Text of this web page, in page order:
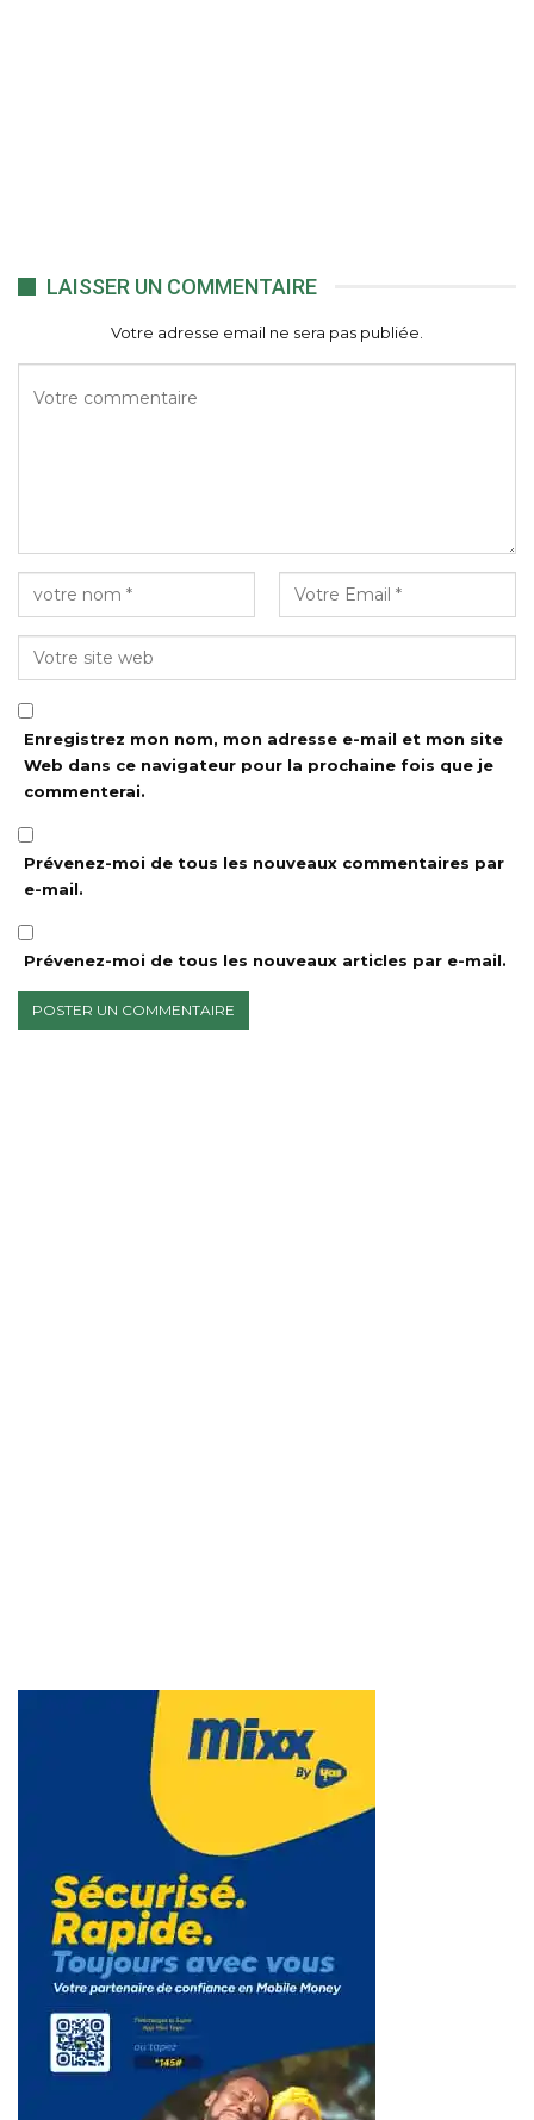
LAISSER UN COMMENTAIRE
Votre adresse email ne sera pas publiée.
Enregistrez mon nom, mon adresse e-mail et mon site
Web dans ce navigateur pour la prochaine fois que je
commenterai.
Prévenez-moi de tous les nouveaux commentaires par
e-mail.
Prévenez-moi de tous les nouveaux articles par e-mail.